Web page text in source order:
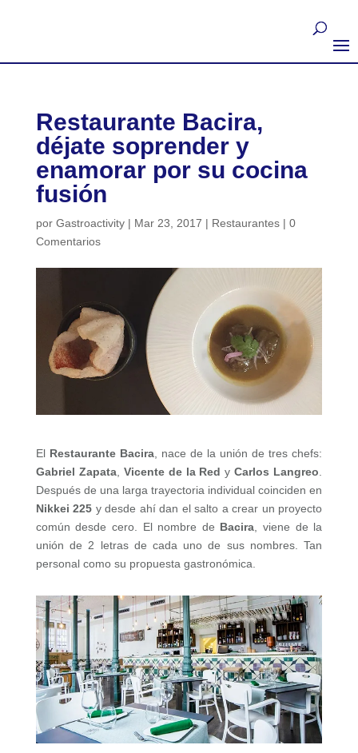
Restaurante Bacira,
déjate soprender y
enamorar por su cocina
fusión
por Gastroactivity| Mar 23, 2017 | Restaurantes| 0
Comentarios
El Restaurante Bacira, nace de la unión de tres chefs:
Gabriel Zapata, Vicente de la Red yCarlos Langreo.
Después de una larga trayectoria individual coinciden en
Nikkei 225 y desde ahí dan el salto a crear un proyecto
común desde cero. El nombre de Bacira, viene de la
unión de 2 letras de cada uno de sus nombres. Tan
personal como su propuesta gastronómica.